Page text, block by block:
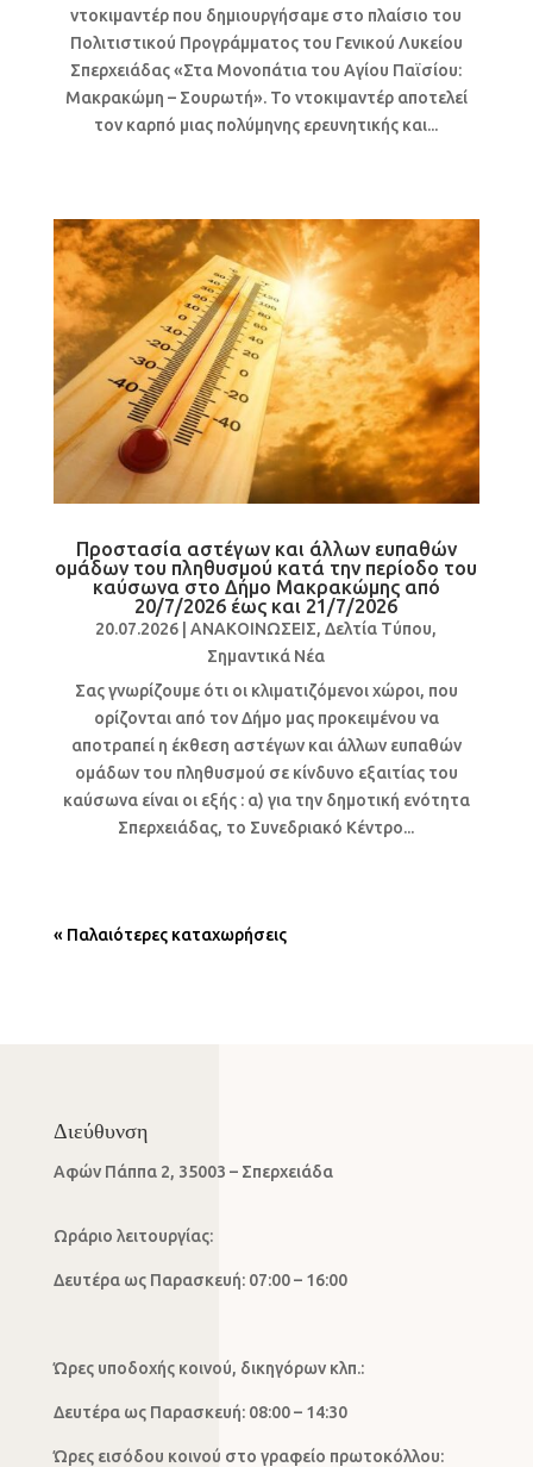
ντοκιμαντέρ που δημιουργήσαμε στο πλαίσιο του
Πολιτιστικού Προγράμματος του Γενικού Λυκείου
Σπερχειάδας «Στα Μονοπάτια του Αγίου Παϊσίου:
Μακρακώμη – Σουρωτή». Το ντοκιμαντέρ αποτελεί
τον καρπό μιας πολύμηνης ερευνητικής και...
Προστασία αστέγων και άλλων ευπαθών
ομάδων του πληθυσμού κατά την περίοδο του
καύσωνα στο Δήμο Μακρακώμης από
20/7/2026 έως και 21/7/2026
20.07.2026 |ΑΝΑΚΟΙΝΩΣΕΙΣ,Δελτία Τύπου,
Σημαντικά Νέα
Σας γνωρίζουμε ότι οι κλιματιζόμενοι χώροι, που
ορίζονται από τον Δήμο μας προκειμένου να
αποτραπεί η έκθεση αστέγων και άλλων ευπαθών
ομάδων του πληθυσμού σε κίνδυνο εξαιτίας του
καύσωνα είναι οι εξής : α) για την δημοτική ενότητα
Σπερχειάδας, το Συνεδριακό Κέντρο...
« Παλαιότερες καταχωρήσεις
Διεύθυνση
Αφών Πάππα 2, 35003 – Σπερχειάδα
Ωράριο λειτουργίας:
Δευτέρα ως Παρασκευή: 07:00 – 16:00
Ώρες υποδοχής κοινού, δικηγόρων κλπ.:
Δευτέρα ως Παρασκευή: 08:00 – 14:30
Ώρες εισόδου κοινού στο γραφείο πρωτοκόλλου: